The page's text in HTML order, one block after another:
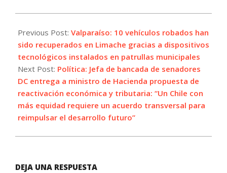
07-
06
Previous Post: Valparaíso: 10 vehículos robados han
sido recuperados en Limache gracias a dispositivos
tecnológicos instalados en patrullas municipales
Next Post: Política: Jefa de bancada de senadores
DC entrega a ministro de Hacienda propuesta de
reactivación económica y tributaria: “Un Chile con
más equidad requiere un acuerdo transversal para
reimpulsar el desarrollo futuro”
DEJA UNA RESPUESTA